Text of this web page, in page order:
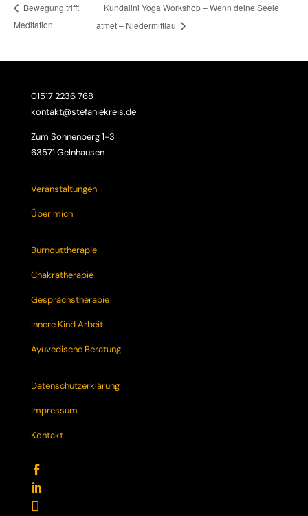
Bewegung trifft
Meditation
Kundalini Yoga Workshop – Wenn deine Seele
atmet – Niedermittlau
01517 2236 768
kontakt@stefaniekreis.de
Zum Sonnenberg 1-3
63571 Gelnhausen
Veranstaltungen
Über mich
Burnouttherapie
Chakratherapie
Gesprächstherapie
Innere Kind Arbeit
Ayuvedische Beratung
Datenschutzerklärung
Impressum
Kontakt


